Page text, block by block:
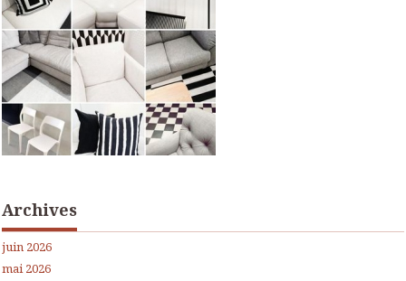
Archives
juin 2026
mai 2026